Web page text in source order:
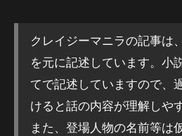
クレイジーマニラの記事は
を元に記述しています。小
てで記述していますので、
けると話の内容が理解しや
また、登場人物の名前等は